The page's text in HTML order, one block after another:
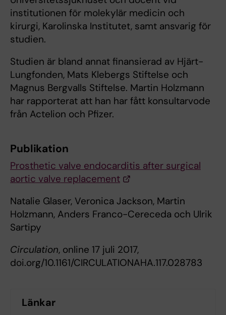
institutionen för molekylär medicin och
kirurgi, Karolinska Institutet, samt ansvarig för
studien.
Studien är bland annat finansierad av Hjärt-
Lungfonden, Mats Klebergs Stiftelse och
Magnus Bergvalls Stiftelse. Martin Holzmann
har rapporterat att han har fått konsultarvode
från Actelion och Pfizer.
Publikation
Prosthetic valve endocarditis after surgical
aortic valve replacement
Natalie Glaser, Veronica Jackson, Martin
Holzmann, Anders Franco-Cereceda och Ulrik
Sartipy
Circulation, online 17 juli 2017,
doi.org/10.1161/CIRCULATIONAHA.117.028783
Länkar